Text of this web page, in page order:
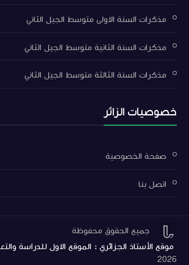
مذكرات السنة الاولى متوسط الجيل الثاني
مذكرات السنة الثانية متوسط الجيل الثاني
مذكرات السنة الثالثة متوسط الجيل الثاني
خصوصيات الزائر
صفحة الخصوصية
اتصل بنا


جميع الحقوق محفوظة
موقع الأستاذ الجزائري : الموقع الاول للدراسة
2026